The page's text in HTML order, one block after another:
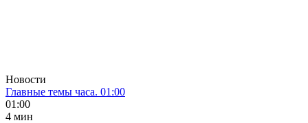
Новости
Главные темы часа. 01:00
01:00
4 мин